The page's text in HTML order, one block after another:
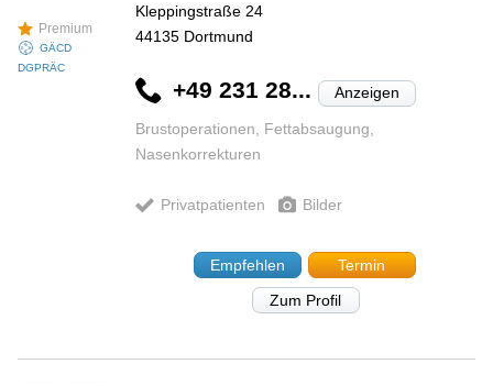
Premium
GÄCD
DGPRÄC
Kleppingstraße 24
44135 Dortmund
+49 231 28... Anzeigen
Brustoperationen, Fettabsaugung,
Nasenkorrekturen
Privatpatienten Bilder
Empfehlen
Termin
Zum Profil